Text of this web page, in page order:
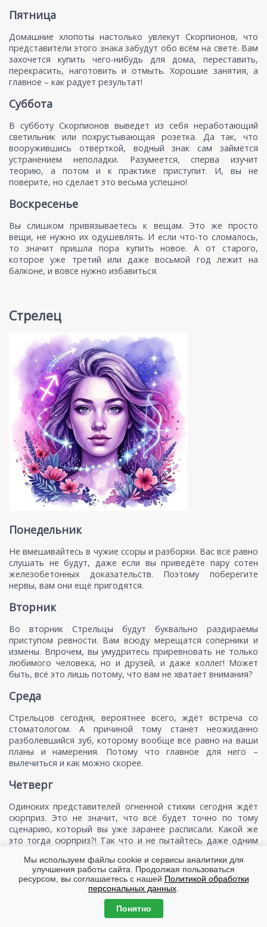
Пятница
Домашние хлопоты настолько увлекут Скорпионов, что
представители этого знака забудут обо всём на свете. Вам
захочется купить чего-нибудь для дома, переставить,
перекрасить, наготовить и отмыть. Хорошие занятия, а
главное – как радует результат!
Суббота
В субботу Скорпионов выведет из себя неработающий
светильник или похрустывающая розетка. Да так, что
вооружившись отвёрткой, водный знак сам займётся
устранением неполадки. Разумеется, сперва изучит
теорию, а потом и к практике приступит. И, вы не
поверите, но сделает это весьма успешно!
Воскресенье
Вы слишком привязываетесь к вещам. Это же просто
вещи, не нужно их одушевлять. И если что-то сломалось,
то значит пришла пора купить новое. А от старого,
которое уже третий или даже восьмой год лежит на
балконе, и вовсе нужно избавиться.
Стрелец
Понедельник
Не вмешивайтесь в чужие ссоры и разборки. Вас всё равно
слушать не будут, даже если вы приведёте пару сотен
железобетонных доказательств. Поэтому поберегите
нервы, вам они ещё пригодятся.
Вторник
Во вторник Стрельцы будут буквально раздираемы
приступом ревности. Вам всюду мерещатся соперники и
измены. Впрочем, вы умудритесь приревновать не только
любимого человека, но и друзей, и даже коллег! Может
быть, всё это лишь потому, что вам не хватает внимания?
Среда
Стрельцов сегодня, вероятнее всего, ждёт встреча со
стоматологом. А причиной тому станет неожиданно
разболевшийся зуб, которому вообще всё равно на ваши
планы и намерения. Потому что главное для него –
вылечиться и как можно скорее.
Четверг
Одиноких представителей огненной стихии сегодня ждёт
сюрприз. Это не значит, что всё будет точно по тому
сценарию, который вы уже заранее расписали. Какой же
это тогда сюрприз?! Так что и не пытайтесь даже одним
узнаете.
Пятница
Будьте аккуратны при проведении любых банковских
операций. На несколько раз перепроверяйте цифры
Мы используем файлы cookie и сервисы аналитики для
улучшения работы сайта. Продолжая пользоваться
ресурсом, вы соглашаетесь с нашей Политикой обработки
персональных данных
Понятно